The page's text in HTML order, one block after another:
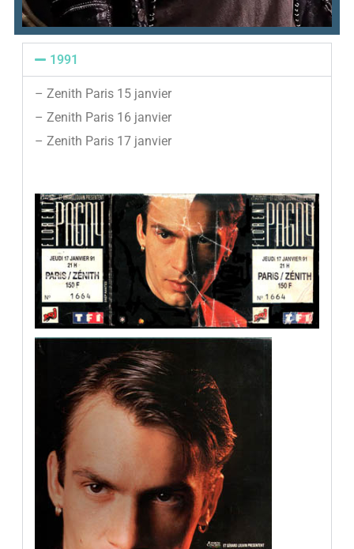
1991
– Zenith Paris 15 janvier
– Zenith Paris 16 janvier
– Zenith Paris 17 janvier